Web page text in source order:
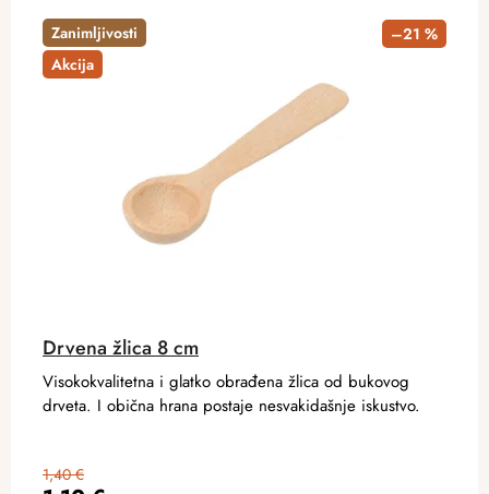
Zanimljivosti
Akcija
–21 %
Drvena žlica 8 cm
1,40 €
Visokokvalitetna i glatko obrađena žlica od bukovog
drveta. I obična hrana postaje nesvakidašnje iskustvo.